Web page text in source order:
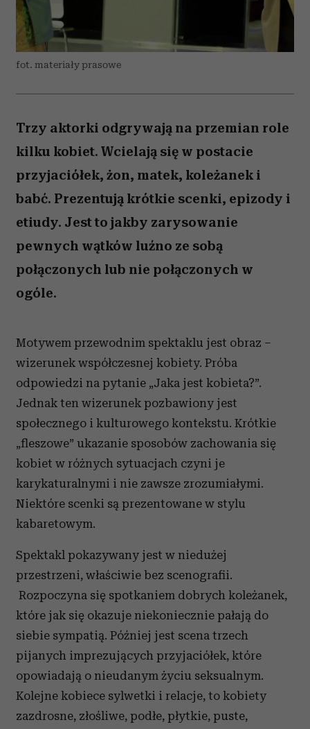
fot. materiały prasowe
Trzy aktorki odgrywają na przemian role
kilku kobiet. Wcielają się w postacie
przyjaciółek, żon, matek, koleżanek i
babć. Prezentują krótkie scenki, epizody i
etiudy. Jest to jakby zarysowanie
pewnych wątków luźno ze sobą
połączonych lub nie połączonych w
ogóle.
Motywem przewodnim spektaklu jest obraz –
wizerunek współczesnej kobiety. Próba
odpowiedzi na pytanie „Jaka jest kobieta?”.
Jednak ten wizerunek pozbawiony jest
społecznego i kulturowego kontekstu. Krótkie
„fleszowe” ukazanie sposobów zachowania się
kobiet w różnych sytuacjach czyni je
karykaturalnymi i nie zawsze zrozumiałymi.
Niektóre scenki są prezentowane w stylu
kabaretowym.
Spektakl pokazywany jest w niedużej
przestrzeni, właściwie bez scenografii.
Rozpoczyna się spotkaniem dobrych koleżanek,
które jak się okazuje niekoniecznie pałają do
siebie sympatią. Później jest scena trzech
pijanych imprezujących przyjaciółek, które
opowiadają o nieudanym życiu seksualnym.
Kolejne kobiece sylwetki i relacje, to kobiety
zazdrosne, złośliwe, podłe, płytkie, puste,